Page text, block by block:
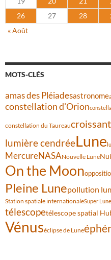
26
27 28
« Août
MOTS-CLÉS
amas des Pléiadesastronome
constellation d'Orion
constellation du Taureau
lumière cendréeLune
MercureNASANouvelle Lune
On the Moon
Pleine Lunepollution
Station spatiale internationaleSuper Lune
télescopetélescope spatial
Vénuséclipse de Lune